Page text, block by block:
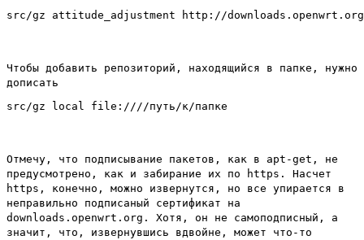
src/gz attitude_adjustment http://
Чтобы добавить репозиторий, находящийся в папке, нужно
дописать
src/gz local file:////путь/к/папке
Отмечу, что подписывание пакетов, как в apt-get, не
предусмотрено, как и забирание их по https. Насчет
https, конечно, можно извернутся, но все упирается в
неправильно подписаный сертификат на
downloads.openwrt.org. Хотя, он не самоподписный, а
значит, что, извернувшись вдвойне, может что-то